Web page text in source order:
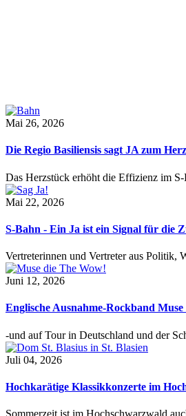
Mai 26, 2026
Die Regio Basiliensis sagt JA zum
Das Herzstück erhöht die Effizienz im
Mai 22, 2026
S-Bahn - Ein Ja ist ein Signal für die
Vertreterinnen und Vertreter aus Politik,
Juni 12, 2026
Englische Ausnahme-Rockband
-und auf Tour in Deutschland und der
Juli 04, 2026
Hochkarätige Klassikkonzerte im